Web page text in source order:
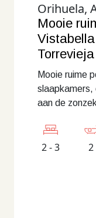
Orihuela,
Mooie
Torrevieja
Mooie ruime
slaapkamers,
aan de
2 - 3 2